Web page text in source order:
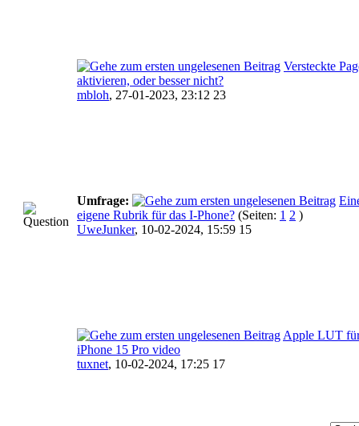
Versteckte
aktivieren, oder besser nicht?
mbloh, 27-01-2023, 23:12 23
Umfrage:
eigene Rubrik für das I-Phone? (Seiten: 1 2 )
UweJunker, 10-02-2024, 15:59 15
Apple LUT
iPhone 15 Pro video
tuxnet, 10-02-2024, 17:25 17